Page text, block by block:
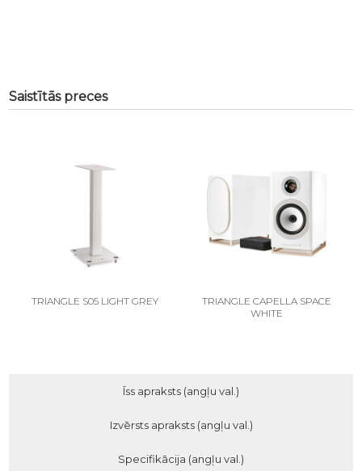
Saistītās preces
TRIANGLE S05 LIGHT GREY
TRIANGLE CAPELLA SPACE
WHITE
Īss apraksts (angļu val.)
Izvērsts apraksts (angļu val.)
Specifikācija (angļu val.)